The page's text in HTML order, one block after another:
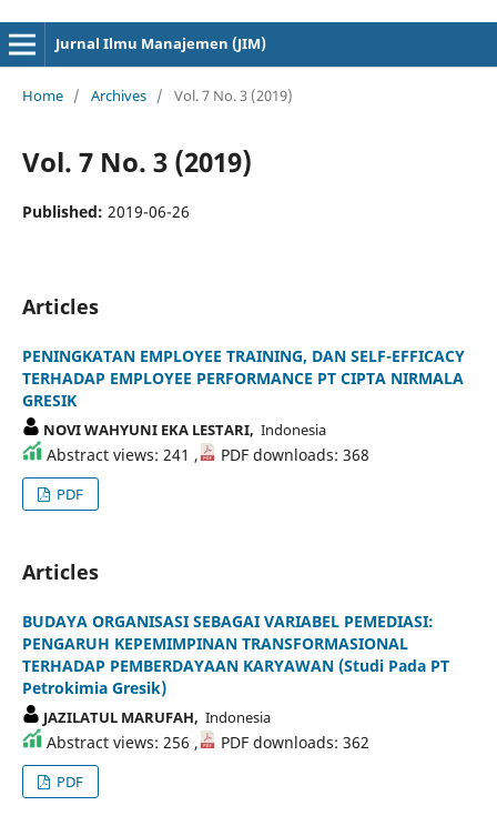
Jurnal Ilmu Manajemen (JIM)
Home / Archives / Vol. 7 No. 3 (2019)
Vol. 7 No. 3 (2019)
Published: 2019-06-26
Articles
PENINGKATAN EMPLOYEE TRAINING, DAN SELF-EFFICACY
TERHADAP EMPLOYEE PERFORMANCE PT CIPTA NIRMALA
GRESIK
NOVI WAHYUNI EKA LESTARI, Indonesia
Abstract views: 241 , PDF downloads: 368
PDF
Articles
BUDAYA ORGANISASI SEBAGAI VARIABEL PEMEDIASI:
PENGARUH KEPEMIMPINAN TRANSFORMASIONAL
TERHADAP PEMBERDAYAAN KARYAWAN (Studi Pada PT
Petrokimia Gresik)
JAZILATUL MARUFAH, Indonesia
Abstract views: 256 , PDF downloads: 362
PDF